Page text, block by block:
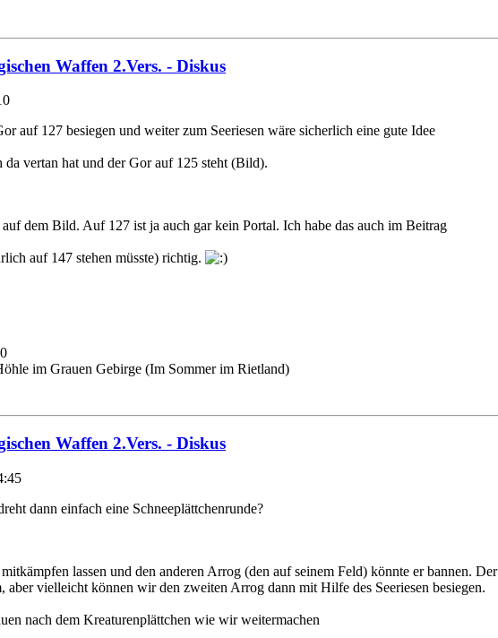
Waffen 2.Vers. - Diskus
auf 127 besiegen und weiter zum Seeriesen wäre sicherlich eine gute Idee
da vertan hat und der Gor auf 125 steht (Bild).
dem Bild. Auf 127 ist ja auch gar kein Portal. Ich habe das auch im Beitrag
auf 147 stehen müsste) richtig.
im Grauen Gebirge (Im Sommer im Rietland)
Waffen 2.Vers. - Diskus
dann einfach eine Schneeplättchenrunde?
lassen und den anderen Arrog (den auf seinem Feld) könnte er bannen. Der
aber vielleicht können wir den zweiten Arrog dann mit Hilfe des Seeriesen besiegen.
nach dem Kreaturenplättchen wie wir weitermachen